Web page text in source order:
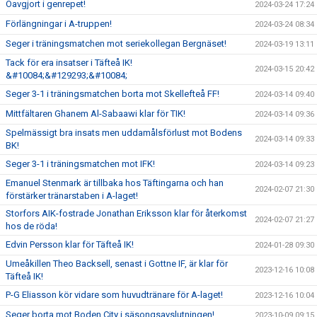
Oavgjort i genrepet! 2024-03-24 17:24
Förlängningar i A-truppen! 2024-03-24 08:34
Seger i träningsmatchen mot seriekollegan Bergnäset! 2024-03-19 13:11
Tack för era insatser i Täfteå IK!
&#10084;&#129293;&#10084;
2024-03-15 20:42
Seger 3-1 i träningsmatchen borta mot Skellefteå FF! 2024-03-14 09:40
Mittfältaren Ghanem Al-Sabaawi klar för TIK! 2024-03-14 09:36
Spelmässigt bra insats men uddamålsförlust mot Bodens
BK!
2024-03-14 09:33
Seger 3-1 i träningsmatchen mot IFK! 2024-03-14 09:23
Emanuel Stenmark är tillbaka hos Täftingarna och han
förstärker tränarstaben i A-laget!
2024-02-07 21:30
Storfors AIK-fostrade Jonathan Eriksson klar för återkomst
hos de röda!
2024-02-07 21:27
Edvin Persson klar för Täfteå IK! 2024-01-28 09:30
Umeåkillen Theo Backsell, senast i Gottne IF, är klar för
Täfteå IK!
2023-12-16 10:08
P-G Eliasson kör vidare som huvudtränare för A-laget! 2023-12-16 10:04
Seger borta mot Boden City i säsongsavslutningen!